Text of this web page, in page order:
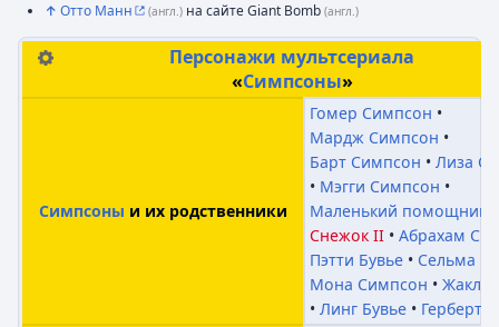
↑ Отто Манн (англ.)на сайте Giant Bomb (англ.)
Персонажи мультсериала
«Симпсоны»
Симпсоны и их родственники
Гомер Симпсон
Мардж Симпсон
Барт Симпсон
Лиза
Мэгги Симпсон
Маленький помощник
Снежок II
Абрахам
Пэтти Бувье
Сельма
Мона Симпсон
Линг Бувье
Герберт